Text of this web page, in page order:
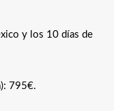
y los 10 días de
795€.